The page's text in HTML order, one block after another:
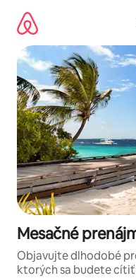
obsah.
Mesačné
Objavujte dlhodobé
ktorých sa budete